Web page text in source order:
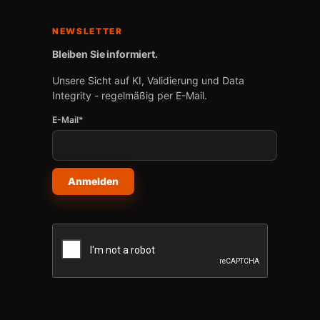
NEWSLETTER
Bleiben Sie informiert.
Unsere Sicht auf KI, Validierung und Data
Integrity - regelmäßig per E-Mail.
E-Mail*
Anmelden